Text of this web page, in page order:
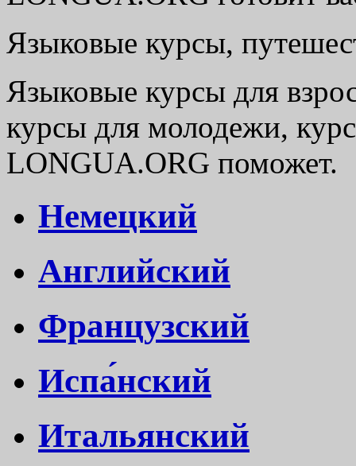
Языковые курсы,
Языковые курсы для
курсы для молодежи,
LONGUA.ORG поможет.
Немецкий
Английский
Французский
Испа́нский
Итальянский